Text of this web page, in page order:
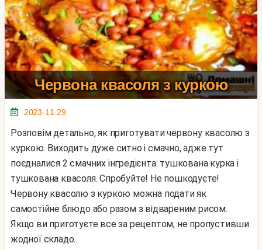
Червона квасоля з куркою
2023-11-29
Розповім детально, як приготувати червону квасолю з
куркою. Виходить дуже ситно і смачно, адже тут
поєдналися 2 смачних інгредієнта: тушкована курка і
тушкована квасоля. Спробуйте! Не пошкодуєте!
Червону квасолю з куркою можна подати як
самостійне блюдо або разом з відвареним рисом.
Якщо ви приготуєте все за рецептом, не пропустивши
жодної складо...